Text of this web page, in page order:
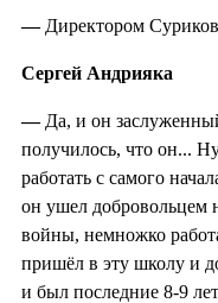
— Директором
Сергей Андрияка
— Да, и он
получилось, что он...
работать с самого
он ушел добровольцем
войны, немножко
пришёл в эту школу и
и был последние 8-9